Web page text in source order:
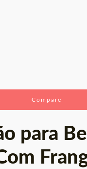
para
Compare